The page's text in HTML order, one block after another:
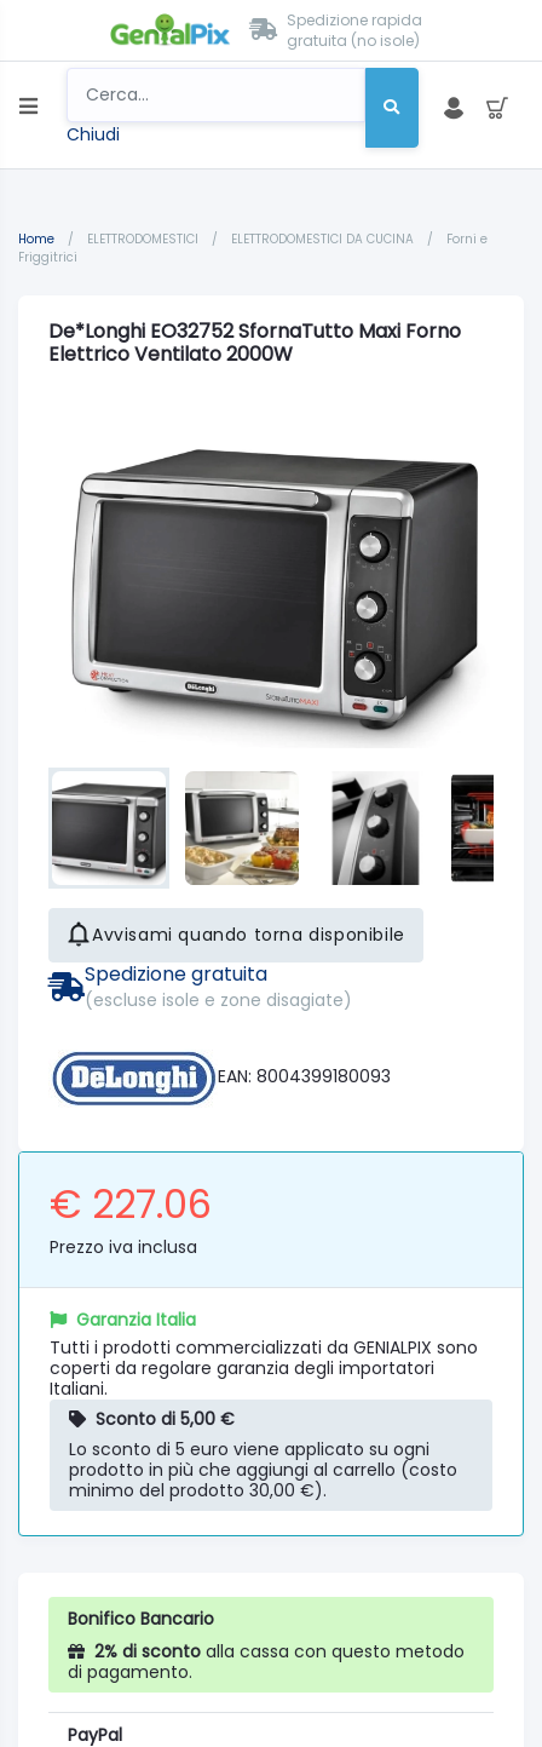
Spedizione rapida
gratuita (no isole)
Chiudi
Home / ELETTRODOMESTICI / ELETTRODOMESTICI DA CUCINA /
Forni e
Friggitrici
De*Longhi EO32752 SfornaTutto Maxi Forno
Elettrico Ventilato 2000W
Avvisami quando torna disponibile
Spedizione gratuita
(escluse isole e zone disagiate)
EAN: 8004399180093
€ 227.06
Prezzo iva inclusa
Garanzia Italia
Tutti i prodotti commercializzati da GENIALPIX sono
coperti da regolare garanzia degli importatori
Italiani.
Sconto di 5,00 €
Lo sconto di 5 euro viene applicato su ogni
prodotto in più che aggiungi al carrello (costo
minimo del prodotto 30,00 €).
Bonifico Bancario
2% di sconto alla cassa con questo metodo
di pagamento.
PayPal